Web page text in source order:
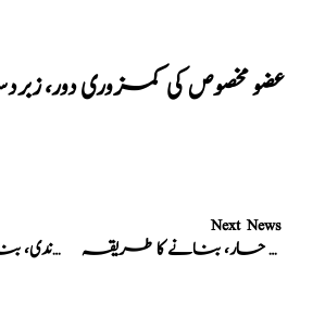
عضو مخصوص کی کمزوری دور،
کشتہ نقرہ یعنی، کُشتہ چاندی، بنانے کا طریقہ
Next News
کشتہ فولاد حار، بنانے کا طریقہ